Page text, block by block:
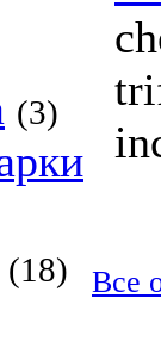
(3)
(18) Все